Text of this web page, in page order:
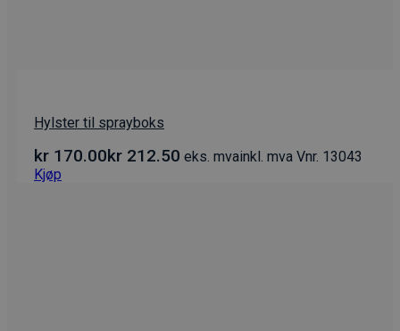
Hylster til sprayboks
kr 170.00kr 212.50 eks. mvainkl. mva Vnr. 13043
Kjøp